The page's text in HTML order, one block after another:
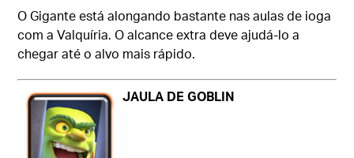
O Gigante está alongando bastante nas aulas de ioga
com a Valquíria. O alcance extra deve ajudá-lo a
chegar até o alvo mais rápido.
JAULA DE GOBLIN